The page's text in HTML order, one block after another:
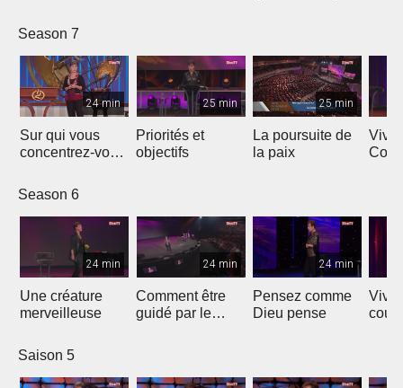
Season 7
24 min
Sur qui vous
concentrez-vous
25 min
Priorités et
objectifs
25 min
La poursuite de
la paix
Vivre
Season 6
24 min
Une créature
merveilleuse
24 min
Comment être
guidé par le
24 min
Pensez comme
Dieu pense
Vivre
Saison 5